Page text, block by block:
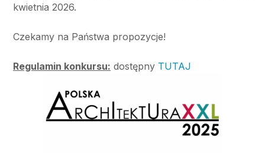
kwietnia 2026.
Czekamy na Państwa propozycje!
Regulamin konkursu: dostępny TUTAJ